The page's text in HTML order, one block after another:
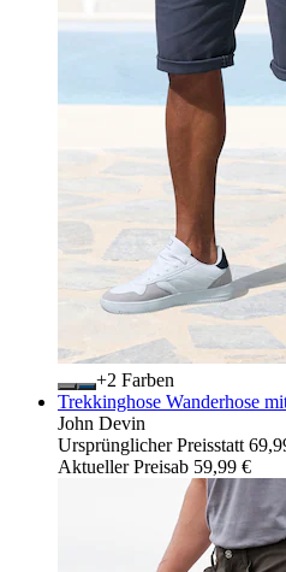
+
Farben
Trekkinghose Wanderhose
John Devin
Ursprünglicher Preisstatt
Aktueller Preisab 59,99 €